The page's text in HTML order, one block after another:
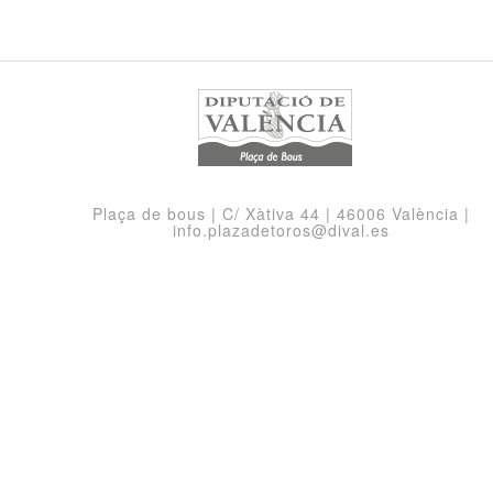
Plaça de bous | C/ Xàtiva 44 | 46006 València |
info.plazadetoros@dival.es